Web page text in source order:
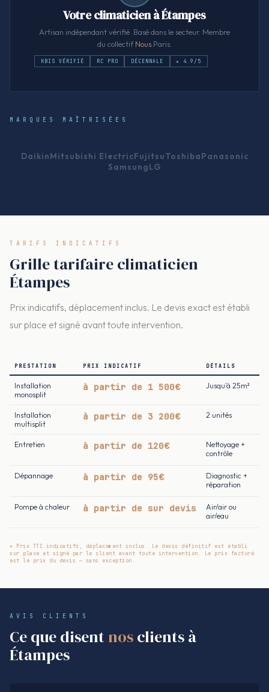
Votre climaticien à Étampes
Artisan indépendant vérifié. Basé dans le secteur. Membre
du collectifNous .Paris.
KBIS VÉRIFIÉ RC PRO DÉCENNALE ★ 4.9/5
MARQUES MAÎTRISÉES
DaikinMitsubishi ElectricFujitsuToshibaPanasonic
SamsungLG
TARIFS INDICATIFS
Grille tarifaire climaticien
Étampes
Prix indicatifs, déplacement inclus. Le devis exact est établi
sur place et signé avant toute intervention.
PRESTATION PRIX INDICATIF DÉTAILS
Installation
monosplit
à partir de 1 500€ Jusqu'à 25m²
Installation
multisplit
à partir de 3 200€ 2 unités
Entretien à partir de 120€
Nettoyage +
contrôle
Dépannage à partir de 95€
Diagnostic +
réparation
Pompe à chaleur à partir de sur devis
Air/air ou
air/eau
* Prix TTC indicatifs, déplacement inclus. Le devis définitif est établi
sur place et signé par le client avant toute intervention. Le prix facturé
est le prix du devis — sans exception.
AVIS CLIENTS
Ce que disent nosclients à
Étampes